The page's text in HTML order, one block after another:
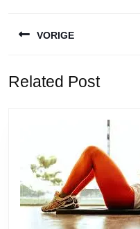
VORIGE
bericht:
Related Post